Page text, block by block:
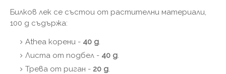
Билков лек се състои от растителни материали,
100 g съдържа:
Athea корени - 40 g
Листа от подбел - 40 g
Трева от риган - 20 g